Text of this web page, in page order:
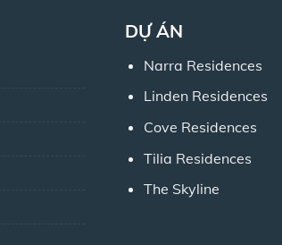
DỰ ÁN
Narra Residences
Linden Residences
Cove Residences
Tilia Residences
The Skyline